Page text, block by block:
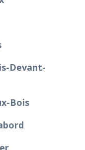
Devant-
Bois